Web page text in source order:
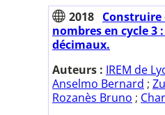
2018 Construire
nombres en cycle 3
décimaux.
Auteurs : IREM de
Anselmo Bernard ;
Rozanès Bruno ;